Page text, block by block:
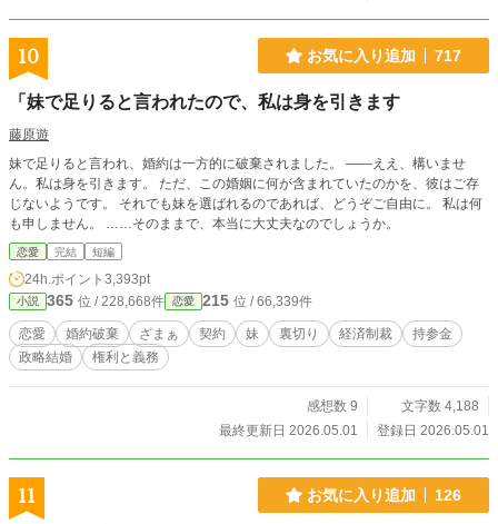
10 お気に入り追加 717
「妹で足りると言われたので、私は身を引きます
藤原遊
妹で足りると言われ、婚約は一方的に破棄されました。 ――ええ、構いませ
ん。私は身を引きます。 ただ、この婚姻に何が含まれていたのかを、彼はご存
じないようです。 それでも妹を選ばれるのであれば、どうぞご自由に。 私は何
も申しません。 ……そのままで、本当に大丈夫なのでしょうか。
恋愛 完結 短編
24h.ポイント 3,393pt
小説 365 位 / 228,668件 恋愛 215 位 / 66,339件
恋愛 婚約破棄 ざまぁ 契約 妹 裏切り 経済制裁
持参金
政略結婚
権利と義務
感想数 9
文字数 4,188
最終更新日 2026.05.01
登録日 2026.05.01
11 お気に入り追加 126